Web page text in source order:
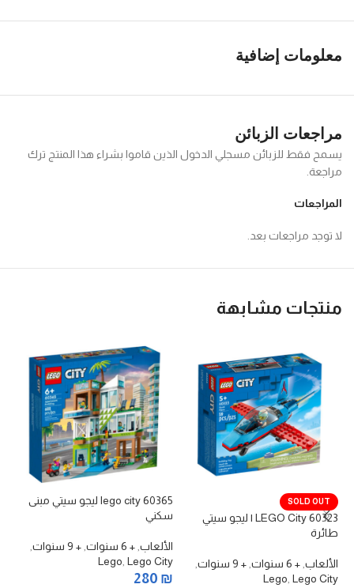
معلومات إضافية
مراجعات الزبائن
المراجعات
لا توجد مراجعات بعد.
يسمح فقط للزبائن مسجلي الدخول الذين قاموا بشراء هذا المنتج ترك
مراجعة.
منتجات مشابهة
SOLD OUT
60323 LEGO City | ليجو سيتي
طائرة
الألعاب + 6 سنوات + 9 سنوات
Lego Lego City
lego city 60365 ليجو سيتي مبنى
سكني
الألعاب, + 6 سنوات , + 9 سنوات
,
Lego Lego City
280 ₪